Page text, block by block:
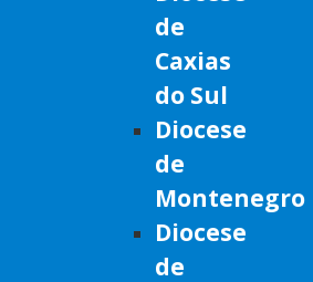
de
Caxias
do Sul
Diocese
de
Montenegro
Diocese
de